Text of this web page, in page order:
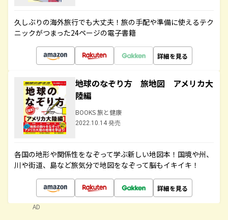
久しぶりの海外旅行でも大丈夫！旅の手配や準備に使えるテク
ニックがつまった24ページの電子書籍
詳細を見る
地球のなぞり方 旅地図 アメリカ大
陸編
BOOKS 旅と健康
2022.10.14 発売
各国の地形や関係性をなぞって学ぶ新しい地図本！国境や州、
川や街道、島など旅気分で地図をなぞって脳もイキイキ！
詳細を見る
AD